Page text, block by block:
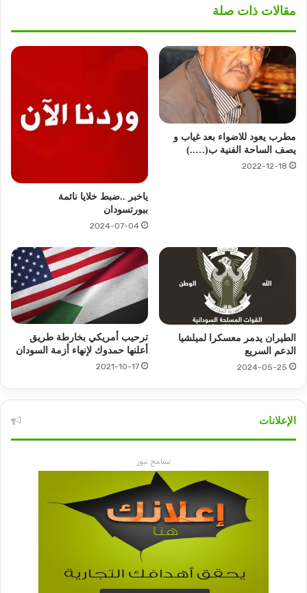
مقالات ذات صلة
مطرب يعود للاضواء بعد غياب و
يصف الساحة الفنية ب(…..)
2022-12-18
ياخبر ..ضبط خلايا نائمة
ببورتسودان
2024-07-04
الطيران يدمر معسكرا لميلشيا
الدعم السريع
2024-05-25
ترحيب أمريكي بخارطة طريق
أعلنها حمدوك لإنهاء أزمة السودان
2021-10-17
الإعلانات
تسامح نيوز